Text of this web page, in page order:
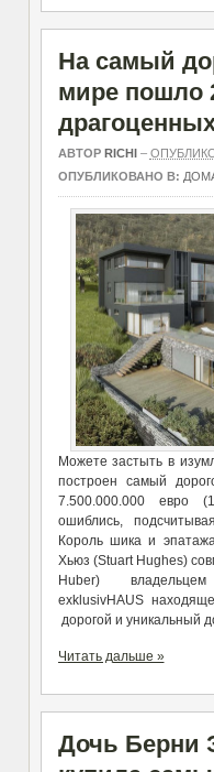
На самый
мире пошло
АВТОР RICHI–
ОПУБЛИКОВАНО В:
Можете застыть в
построен самый
7.500.000.000 евро
ошиблись,
Король шика и
Хьюз (Stuart Hughes)
Huber)
exklusivHAUS
дорогой и уникальный
Читать дальше »
Дочь Берни